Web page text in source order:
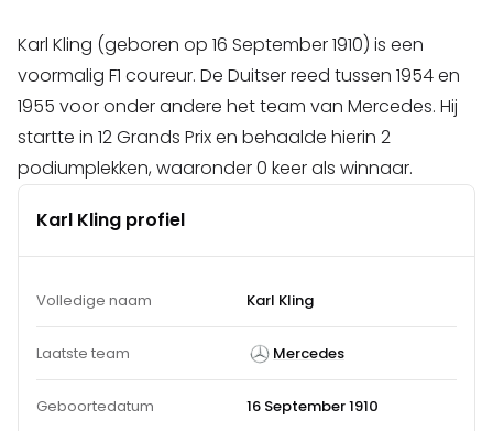
Karl Kling (geboren op 16 September 1910) is een
voormalig F1 coureur. De Duitser reed tussen 1954 en
1955 voor onder andere het team van Mercedes. Hij
startte in 12 Grands Prix en behaalde hierin 2
podiumplekken, waaronder 0 keer als winnaar.
Karl Kling profiel
Volledige naam Karl Kling
Laatste team Mercedes
Geboortedatum 16 September 1910